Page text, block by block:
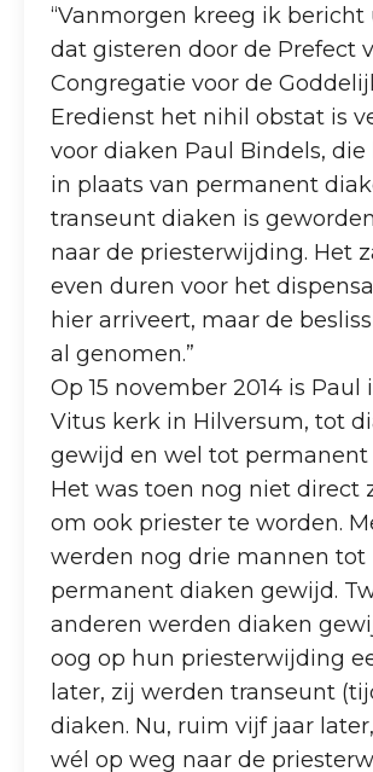
“Vanmorgen kreeg ik bericht
dat gisteren door de Prefect
Congregatie voor de
Eredienst het nihil obstat is
voor diaken Paul Bindels,
in plaats van permanent
transeunt diaken is
naar de priesterwijding. Het
even duren voor het
hier arriveert, maar de
al genomen.”
Op 15 november 2014 is Paul
Vitus kerk in Hilversum, tot
gewijd en wel tot permanent
Het was toen nog niet direct
om ook priester te worden.
werden nog drie mannen tot
permanent diaken gewijd.
anderen werden diaken
oog op hun priesterwijding
later, zij werden transeunt
diaken. Nu, ruim vijf jaar later,
wél op weg naar de